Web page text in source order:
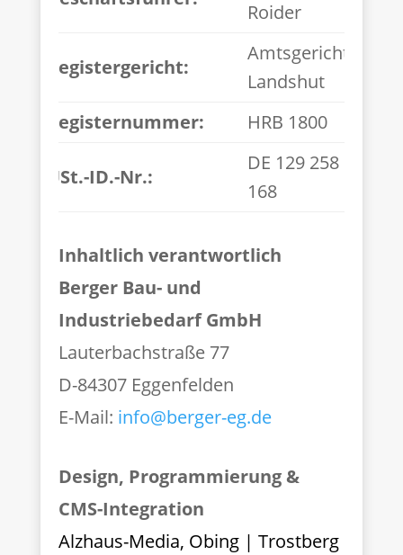
Roider
Registergericht:
Amtsgericht
Landshut
Registernummer:
HRB 1800
USt.-ID.-Nr.:
DE 129 258
168
Inhaltlich verantwortlich
Berger Bau- und
Industriebedarf GmbH
Lauterbachstraße 77
D-84307 Eggenfelden
E-Mail: info@berger-eg.de
Design, Programmierung &
CMS-Integration
Alzhaus-Media, Obing | Trostberg